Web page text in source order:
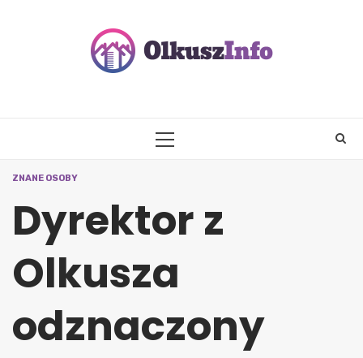
PRIMARY
ZNANE OSOBY
Dyrektor z
Olkusza
odznaczony